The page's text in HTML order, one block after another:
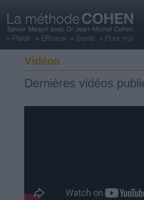
Vidéos
Dernières vidéos